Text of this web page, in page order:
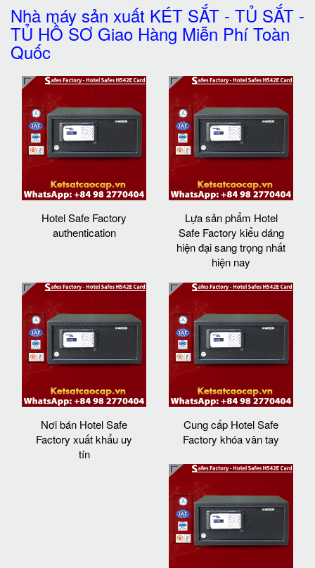
Nhà máy sản xuất KÉT SẮT - TỦ SẮT -
TỦ HỒ SƠ Giao Hàng Miễn Phí Toàn
Quốc
Hotel Safe Factory
authentication
Lựa sản phẩm Hotel
Safe Factory kiểu dáng
hiện đại sang trọng nhất
hiện nay
Nơi bán Hotel Safe
Factory xuất khẩu uy
tín
Cung cấp Hotel Safe
Factory khóa vân tay